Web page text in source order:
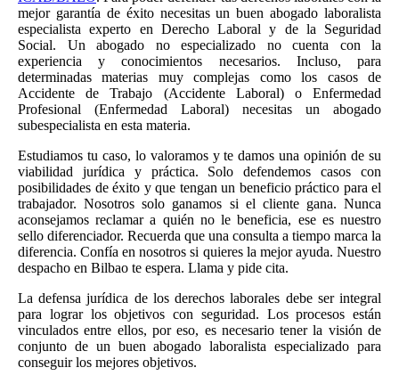
mejor garantía de éxito necesitas un buen abogado laboralista
especialista experto en Derecho Laboral y de la Seguridad
Social. Un abogado no especializado no cuenta con la
experiencia y conocimientos necesarios. Incluso, para
determinadas materias muy complejas como los casos de
Accidente de Trabajo (Accidente Laboral) o Enfermedad
Profesional (Enfermedad Laboral) necesitas un abogado
subespecialista en esta materia.
Estudiamos tu caso, lo valoramos y te damos una opinión de su
viabilidad jurídica y práctica. Solo defendemos casos con
posibilidades de éxito y que tengan un beneficio práctico para el
trabajador. Nosotros solo ganamos si el cliente gana. Nunca
aconsejamos reclamar a quién no le beneficia, ese es nuestro
sello diferenciador. Recuerda que una consulta a tiempo marca la
diferencia. Confía en nosotros si quieres la mejor ayuda. Nuestro
despacho en Bilbao te espera. Llama y pide cita.
La defensa jurídica de los derechos laborales debe ser integral
para lograr los objetivos con seguridad. Los procesos están
vinculados entre ellos, por eso, es necesario tener la visión de
conjunto de un buen abogado laboralista especializado para
conseguir los mejores objetivos.